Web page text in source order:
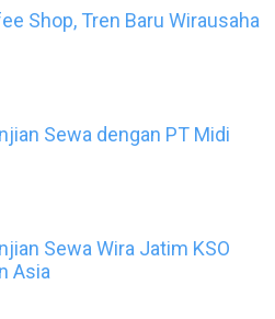
Shop, Tren Baru Wirausaha
Sewa dengan PT Midi
Sewa Wira Jatim KSO
Asia